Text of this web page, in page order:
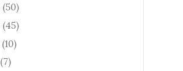
(50)
(45)
(10)
(7)